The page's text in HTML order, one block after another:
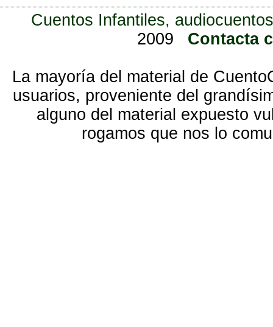
Cuentos Infantiles,
2009
Contacta
La mayoría del material de
usuarios, proveniente del
alguno del material expuesto
rogamos que nos lo